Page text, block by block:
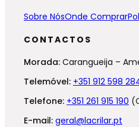
Sobre NósOnde Comprar
CONTACTOS
Morada: Carangueija –
Telemóvel: +351 912 598
Telefone: +351 261 915 190
E-mail: geral@lacrilar.pt